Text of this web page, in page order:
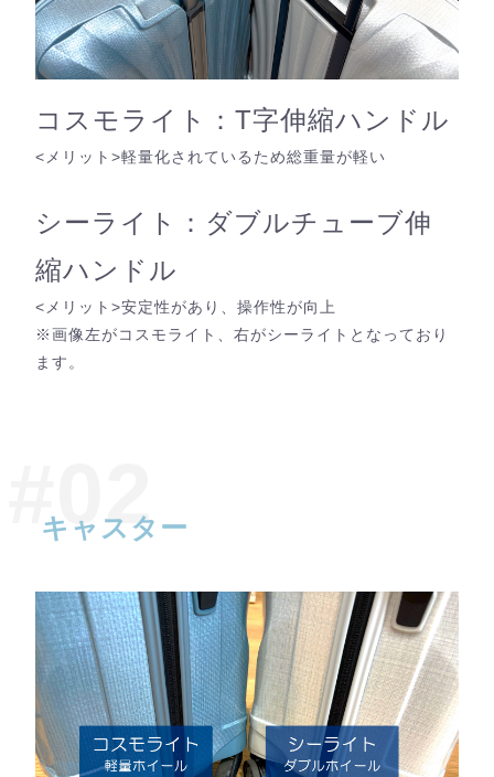
コスモライト：T字伸縮ハンドル
<メリット>軽量化されているため総重量が軽い
シーライト：ダブルチューブ伸
縮ハンドル
<メリット>安定性があり、操作性が向上
※画像左がコスモライト、右がシーライトとなっており
ます。
キャスター